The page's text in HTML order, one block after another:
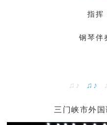
指挥
钢琴伴
♫♪ ♫♪
三门峡市外